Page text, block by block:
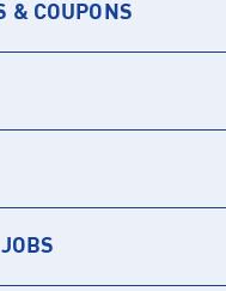
& COUPONS